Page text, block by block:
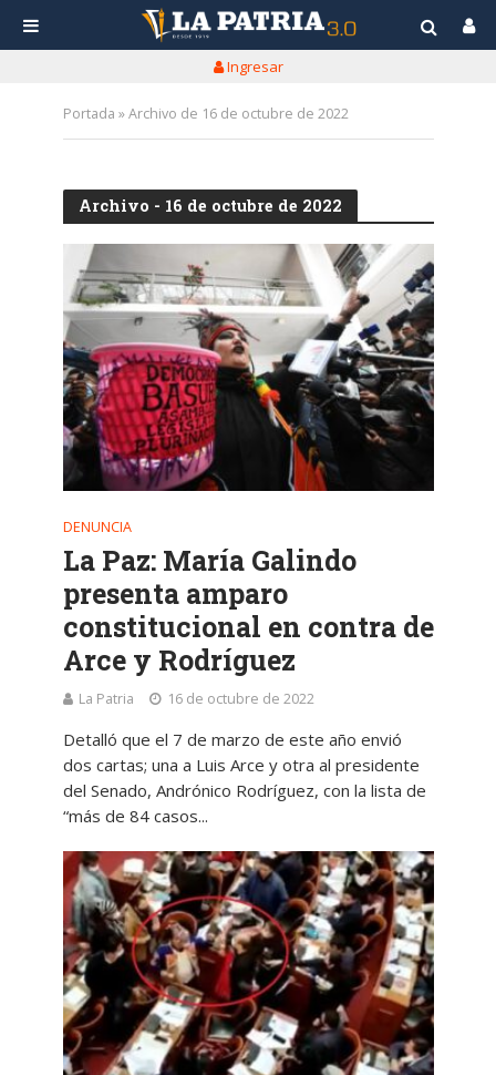
Ingresar
Portada »Archivo de 16 de octubre de 2022
Archivo - 16 de octubre de 2022
DENUNCIA
La Paz: María Galindo
presenta amparo
constitucional en contra de
Arce y Rodríguez
La Patria 16 de octubre de 2022
Detalló que el 7 de marzo de este año envió
dos cartas; una a Luis Arce y otra al presidente
del Senado, Andrónico Rodríguez, con la lista de
“más de 84 casos...